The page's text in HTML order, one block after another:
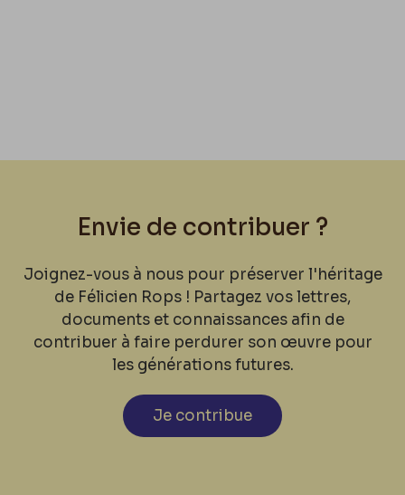
Envie de contribuer ?
Joignez-vous à nous pour préserver l'héritage
de Félicien Rops ! Partagez vos lettres,
documents et connaissances afin de
contribuer à faire perdurer son œuvre pour
les générations futures.
Je contribue